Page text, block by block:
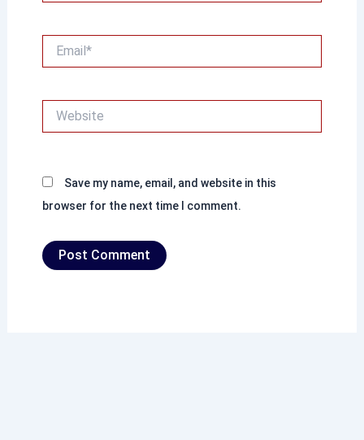
Save my name, email, and website in this
browser for the next time I comment.